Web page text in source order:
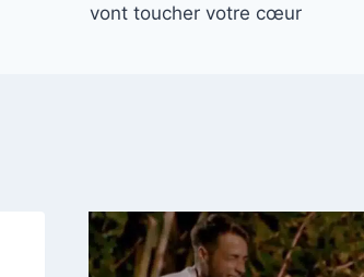
vont toucher votre cœur